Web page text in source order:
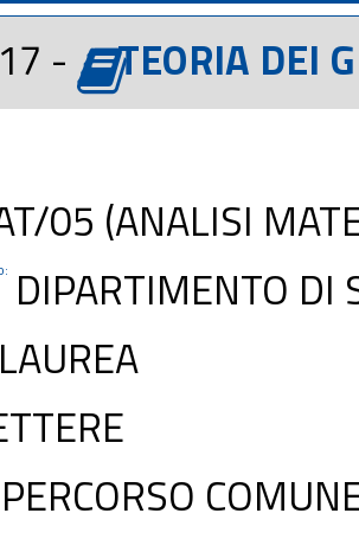
-
TEORIA DEI
05 (ANALISI
DIPARTIMENTO DI
LAUREA
PERCORSO